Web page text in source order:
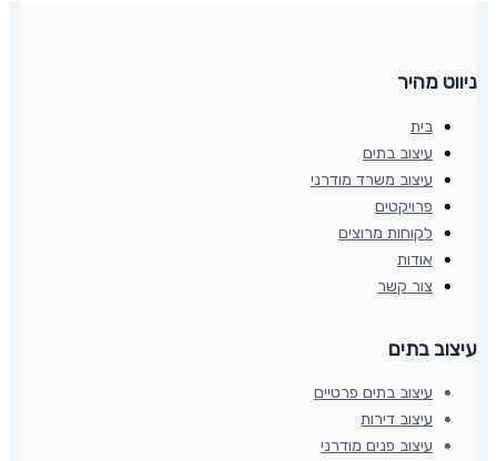
ניווט מהיר
בית
עיצוב בתים
עיצוב משרד מודרני
פרויקטים
לקוחות מרוצים
אודות
צור קשר
עיצוב בתים​
עיצוב בתים פרטיים
עיצוב דירות
עיצוב פנים מודרני